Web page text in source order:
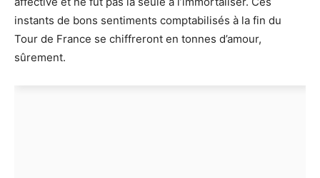
instants de bons sentiments comptabilisés à la fin du
Tour de France se chiffreront en tonnes d’amour,
sûrement.